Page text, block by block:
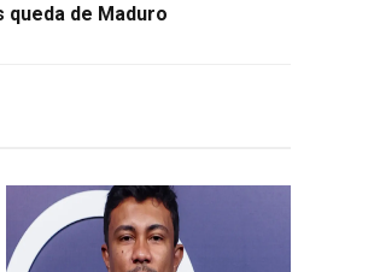
queda de Maduro